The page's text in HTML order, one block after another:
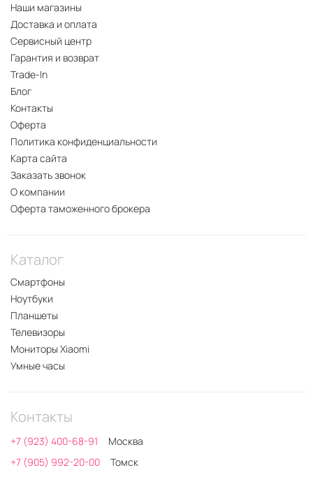
Наши магазины
Доставка и оплата
Сервисный центр
Гарантия и возврат
Trade-In
Блог
Контакты
Оферта
Политика конфиденциальности
Карта сайта
Заказать звонок
О компании
Оферта таможенного брокера
Каталог
Смартфоны
Ноутбуки
Планшеты
Телевизоры
Мониторы Xiaomi
Умные часы
Контакты
+7 (923) 400-68-91
Москва
+7 (905) 992-20-00
Томск